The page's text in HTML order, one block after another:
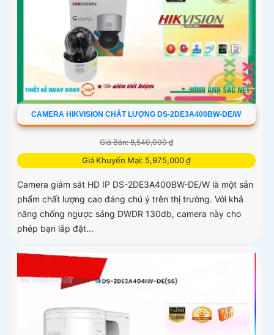
CAMERA HIKVISION CHẤT LƯỢNG DS-2DE3A400BW-DE/W
Giá Bán: 8,540,000 ₫
Giá Khuyến Mại: 5,975,000 ₫
Camera giám sát HD IP DS-2DE3A400BW-DE/W là một sản
phẩm chất lượng cao đáng chú ý trên thị trường. Với khả
năng chống ngược sáng DWDR 130db, camera này cho
phép bạn lắp đặt...